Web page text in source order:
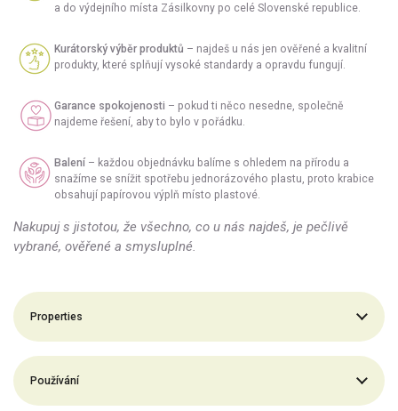
a do výdejního místa Zásilkovny po celé Slovenské republice.
Kurátorský výběr produktů – najdeš u nás jen ověřené a kvalitní
produkty, které splňují vysoké standardy a opravdu fungují.
Garance spokojenosti – pokud ti něco nesedne, společně
najdeme řešení, aby to bylo v pořádku.
Balení – každou objednávku balíme s ohledem na přírodu a
snažíme se snížit spotřebu jednorázového plastu, proto krabice
obsahují papírovou výplň místo plastové.
Nakupuj s jistotou, že všechno, co u nás najdeš, je pečlivě
vybrané, ověřené a smysluplné.
Properties
Používání